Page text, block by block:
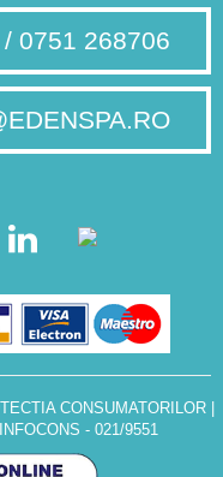
0751 268706
CONSUMATORILOR|
- 021/9551